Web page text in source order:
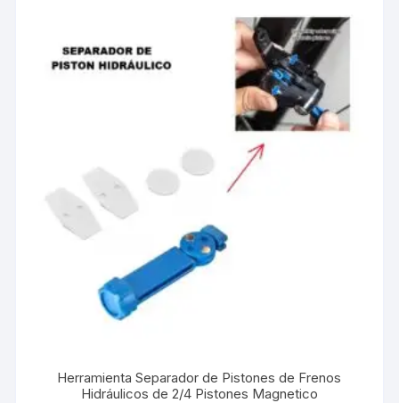
Herramienta Separador de Pistones de Frenos
Hidráulicos de 2/4 Pistones Magnetico